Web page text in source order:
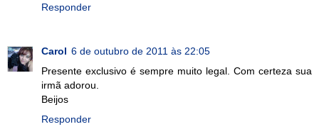
Responder
Carol 6 de outubro de 2011 às 22:05
Presente exclusivo é sempre muito legal. Com certeza sua
irmã adorou.
Beijos
Responder